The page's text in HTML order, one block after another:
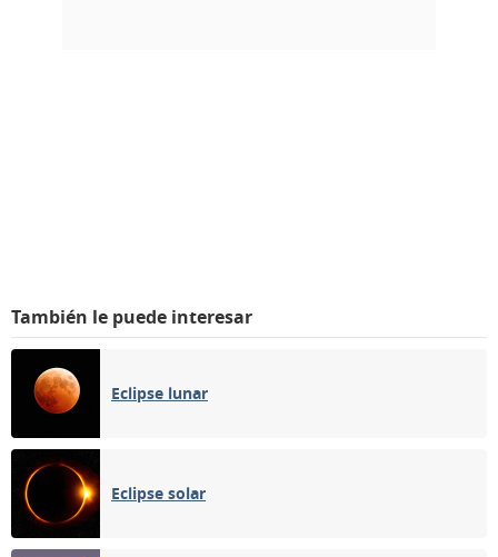
También le puede interesar
Eclipse lunar
Eclipse solar